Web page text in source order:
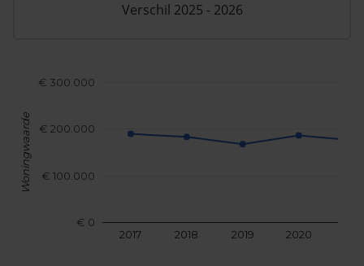
2017 2018 2019 2020
€ 0
€ 100.000
€ 200.000
€ 300.000
Woningwaarde
Verschil 2025 - 2026